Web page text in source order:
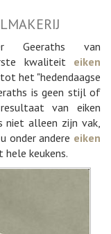
Geeraths van
kwaliteit eiken
het "hedendaagse
is geen stijl of
van eiken
niet alleen zijn vak,
onder andere eiken
hele keukens.